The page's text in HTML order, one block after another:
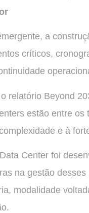
a
críticos,
relatório Beyond
estão entre os
e à
Center foi
na gestão
modalidade